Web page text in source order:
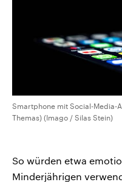
Smartphone mit Social-Media-
Themas) (Imago / Silas Stein)
So würden etwa
Minderjährigen